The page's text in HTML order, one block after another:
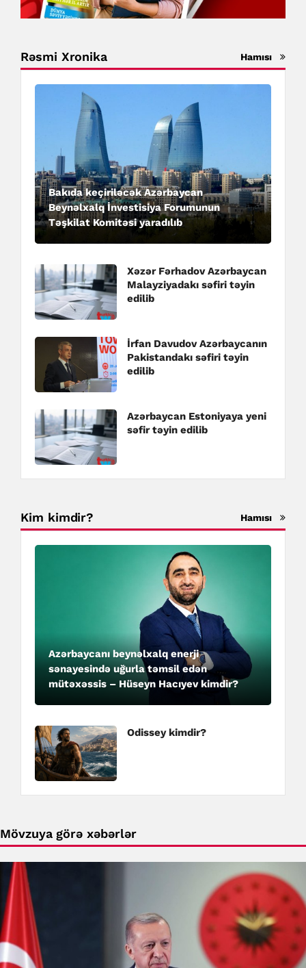
Rəsmi Xronika Hamısı
Bakıda keçiriləcək Azərbaycan
Beynəlxalq İnvestisiya Forumunun
Təşkilat Komitəsi yaradılıb
Xəzər Fərhadov Azərbaycan
Malayziyadakı səfiri təyin
edilib
İrfan Davudov Azərbaycanın
Pakistandakı səfiri təyin
edilib
Azərbaycan Estoniyaya yeni
səfir təyin edilib
Kim kimdir? Hamısı
Azərbaycanı beynəlxalq enerji
sənayesində uğurla təmsil edən
mütəxəssis – Hüseyn Hacıyev kimdir?
Odissey kimdir?
Mövzuya görə xəbərlər